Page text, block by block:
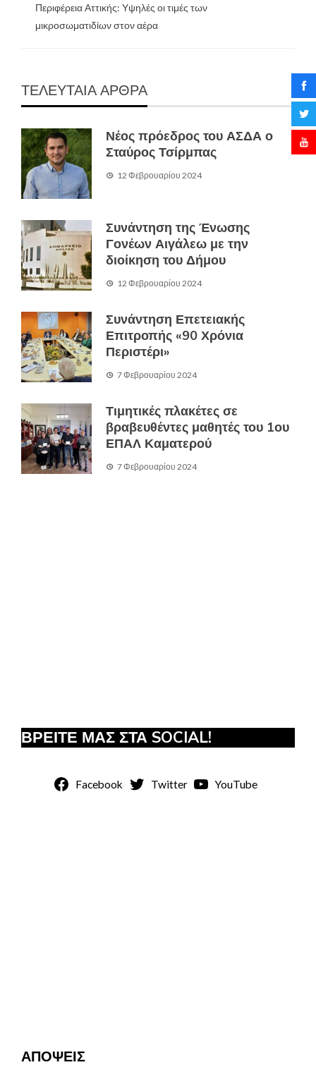
Περιφέρεια Αττικής: Υψηλές οι τιμές των
μικροσωματιδίων στον αέρα
ΤΕΛΕΥΤΑΙΑ ΑΡΘΡΑ
Νέος πρόεδρος του ΑΣΔΑ ο
Σταύρος Τσίρμπας
12 Φεβρουαρίου 2024
Συνάντηση της Ένωσης
Γονέων Αιγάλεω με την
διοίκηση του Δήμου
12 Φεβρουαρίου 2024
Συνάντηση Επετειακής
Επιτροπής «90 Χρόνια
Περιστέρι»
7 Φεβρουαρίου 2024
Τιμητικές πλακέτες σε
βραβευθέντες μαθητές του 1ου
ΕΠΑΛ Καματερού
7 Φεβρουαρίου 2024
ΒΡΕΙΤΕ ΜΑΣ ΣΤΑ SOCIAL!
Facebook Twitter YouTube
ΑΠΟΨΕΙΣ